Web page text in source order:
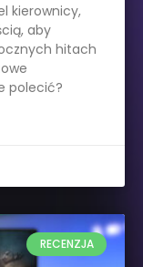
kierownicy,
aby
hitach
polecić?
RECENZJA